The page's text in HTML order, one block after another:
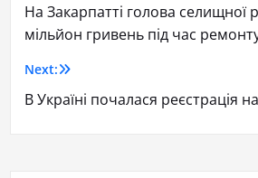
На Закарпатті голова селищної
мільйон гривень під час
Next:
В Україні почалася реєстрація